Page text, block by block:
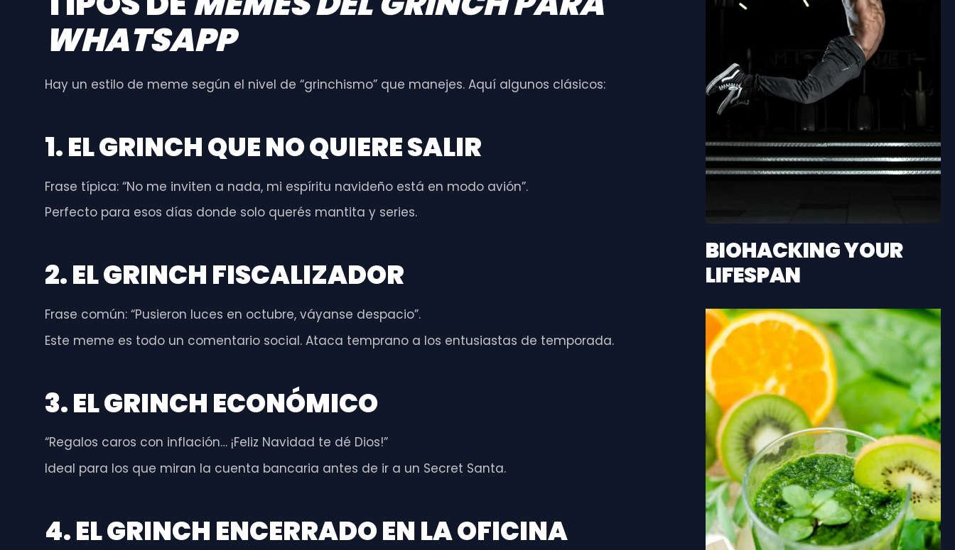
WHATSAPP
Hay un estilo de meme según el nivel de “grinchismo” que manejes. Aquí algunos clásicos:
1. EL GRINCH QUE NO QUIERE SALIR
Frase típica: “No me inviten a nada, mi espíritu navideño está en modo avión”.
Perfecto para esos días donde solo querés mantita y series.
2. EL GRINCH FISCALIZADOR
Frase común: “Pusieron luces en octubre, váyanse despacio”.
Este meme es todo un comentario social. Ataca temprano a los entusiastas de temporada.
3. EL GRINCH ECONÓMICO
“Regalos caros con inflación… ¡Feliz Navidad te dé Dios!”
Ideal para los que miran la cuenta bancaria antes de ir a un Secret Santa.
4. EL GRINCH ENCERRADO EN LA OFICINA
BIOHACKING YOUR
LIFESPAN